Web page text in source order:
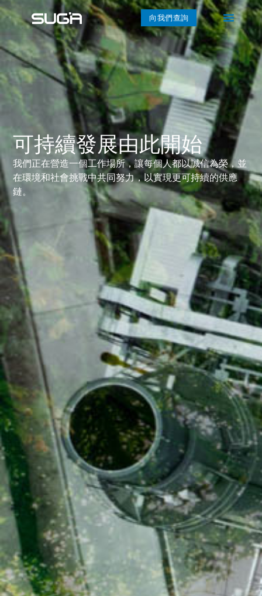
向我們查詢
可持續發展由此開始
我們正在營造一個工作場所，讓每個人都以誠信為榮，並
在環境和社會挑戰中共同努力，以實現更可持續的供應
鏈。